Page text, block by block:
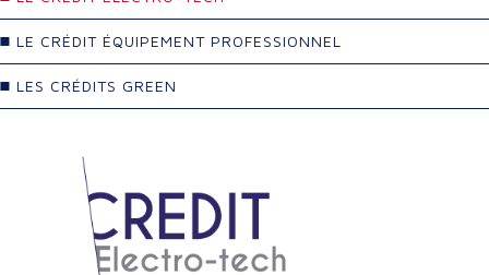
LE CRÉDIT ÉQUIPEMENT PROFESSIONNEL
LES CRÉDITS GREEN